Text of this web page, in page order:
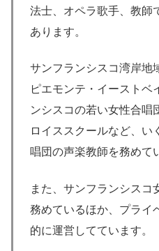
法士、オペラ歌手、教師
あります。
サンフランシスコ湾岸地
ピエモンテ・イーストベ
ンシスコの若い女性合唱
ロイススクールなど、い
唱団の声楽教師を務めて
また、サンフランシスコ
務めているほか、プライ
的に運営してています。